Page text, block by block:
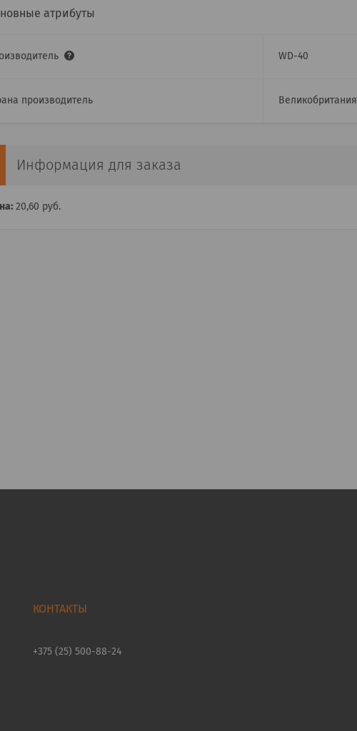
атрибуты
WD-40
производитель Великобритания
Информация для заказа
20,60 руб.
+375 (25) 500-88-24